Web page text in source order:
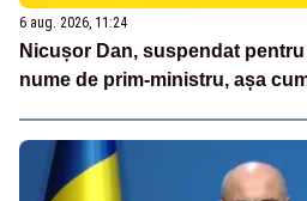
6 aug. 2026, 11:24
Nicușor Dan, suspendat
nume de prim-ministru, așa